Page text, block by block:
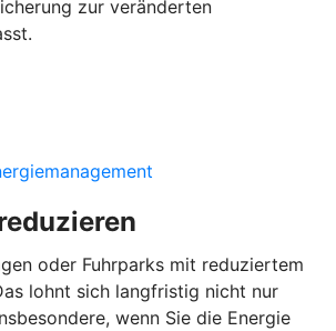
zur veränderten
oder Fuhrparks mit reduziertem
lohnt sich langfristig nicht nur
wenn Sie die Energie